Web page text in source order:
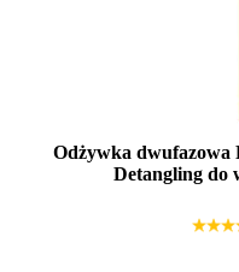
Odżywka dwufazowa
Detangling do
Duża